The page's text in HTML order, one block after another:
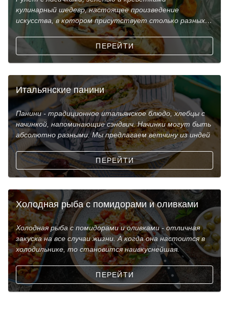
кулинарный шедевр, настоящее произведение
искусства, в котором присутствует столько разных
вкусов и ароматов
ПЕРЕЙТИ
Итальянские панини
Панини - традиционное итальянское блюдо, хлебцы с
начинкой, напоминающие сэндвич. Начинки могут быть
абсолютно разными. Мы предлагаем ветчину из индей
ПЕРЕЙТИ
Холодная рыба с помидорами и оливками
Холодная рыба с помидорами и оливками - отличная
закуска на все случаи жизни. А когда она настоится в
холодильнике, то становится наивкуснейшая.
ПЕРЕЙТИ